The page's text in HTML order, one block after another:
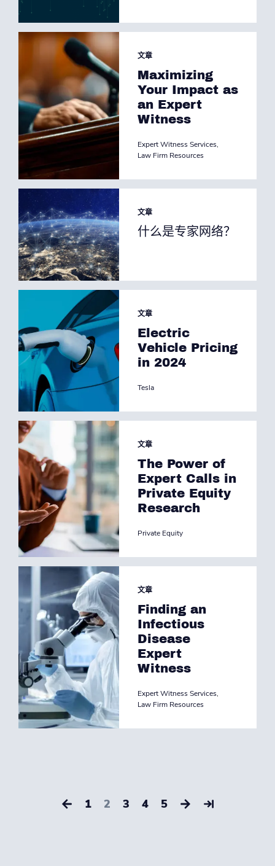
文章
Maximizing
Your Impact as
an Expert
Witness
Expert Witness Services,
Law Firm Resources
文章
什么是专家网络？
文章
Electric
Vehicle Pricing
in 2024
Tesla
文章
The Power of
Expert Calls in
Private Equity
Research
Private Equity
文章
Finding an
Infectious
Disease
Expert
Witness
Expert Witness Services,
Law Firm Resources
1 2 3 4 5